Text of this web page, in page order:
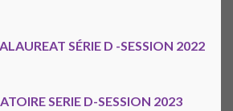
SÉRIE D -SESSION 2022
SERIE D-SESSION 2023